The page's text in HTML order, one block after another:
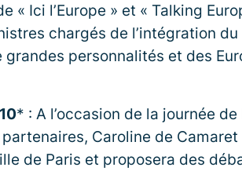
« Ici l’Europe » et « Talking
chargés de l’intégration du
personnalités et des
* : A l’occasion de la journée de
Caroline de
de Paris et proposera des